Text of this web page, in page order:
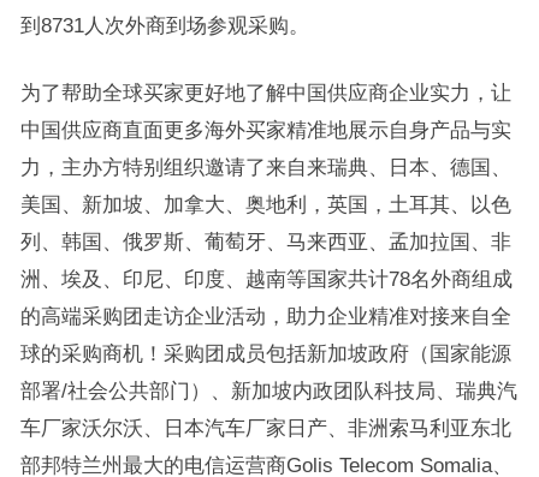
到8731人次外商到场参观采购。
为了帮助全球买家更好地了解中国供应商企业实力，让
中国供应商直面更多海外买家精准地展示自身产品与实
力，主办方特别组织邀请了来自来瑞典、日本、德国、
美国、新加坡、加拿大、奥地利，英国，土耳其、以色
列、韩国、俄罗斯、葡萄牙、马来西亚、孟加拉国、非
洲、埃及、印尼、印度、越南等国家共计78名外商组成
的高端采购团走访企业活动，助力企业精准对接来自全
球的采购商机！采购团成员包括新加坡政府（国家能源
部署/社会公共部门）、新加坡内政团队科技局、瑞典汽
车厂家沃尔沃、日本汽车厂家日产、非洲索马利亚东北
部邦特兰州最大的电信运营商Golis Telecom Somalia、